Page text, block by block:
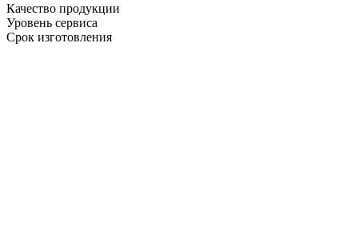
Качество продукции
Уровень сервиса
Срок изготовления